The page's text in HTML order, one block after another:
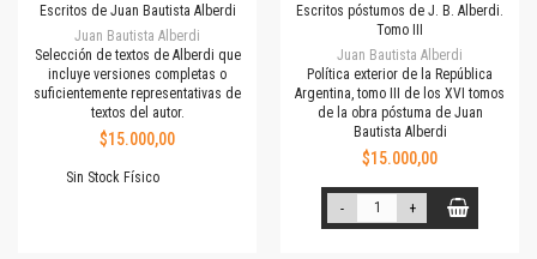
Escritos de Juan Bautista Alberdi
Juan Bautista Alberdi
Selección de textos de Alberdi que
incluye versiones completas o
suficientemente representativas de
textos del autor.
$15.000,00
Sin Stock Físico
Escritos póstumos de J. B. Alberdi.
Tomo III
Juan Bautista Alberdi
Política exterior de la República
Argentina, tomo III de los XVI tomos
de la obra póstuma de Juan
Bautista Alberdi
$15.000,00
- +